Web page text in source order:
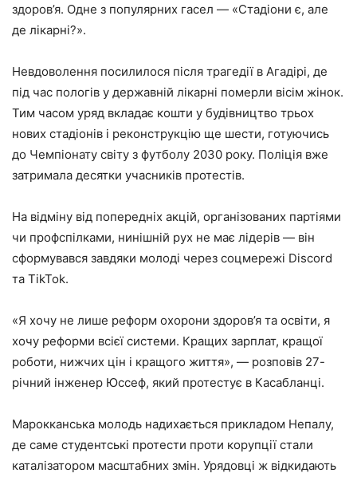
здоров’я. Одне з популярних гасел — «Стадіони є, але
де лікарні?».
Невдоволення посилилося після трагедії в Агадірі, де
під час пологів у державній лікарні померли вісім жінок.
Тим часом уряд вкладає кошти у будівництво трьох
нових стадіонів і реконструкцію ще шести, готуючись
до Чемпіонату світу з футболу 2030 року. Поліція вже
затримала десятки учасників протестів.
На відміну від попередніх акцій, організованих партіями
чи профспілками, нинішній рух не має лідерів — він
сформувався завдяки молоді через соцмережі Discord
та TikTok.
«Я хочу не лише реформ охорони здоров’я та освіти, я
хочу реформи всієї системи. Кращих зарплат, кращої
роботи, нижчих цін і кращого життя», — розповів 27-
річний інженер Юссеф, який протестує в Касабланці.
Марокканська молодь надихається прикладом Непалу,
де саме студентські протести проти корупції стали
каталізатором масштабних змін. Урядовці ж відкидають